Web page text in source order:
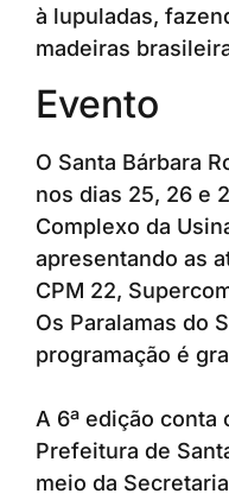
à lupuladas,
madeiras
Evento
O Santa Bárbara
nos dias 25, 26 e
Complexo da
apresentando as
CPM 22,
Os Paralamas do
programação é
A 6ª edição conta
Prefeitura de
meio da